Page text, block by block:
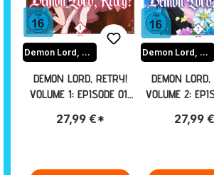
Demon Lord, Retry!
DEMON LORD, RETRY!
VOLUME 1: EPISODE 01-
27,99 €*
Demon Lord, Retry!
DEMON
VOLUME 2:
27,99